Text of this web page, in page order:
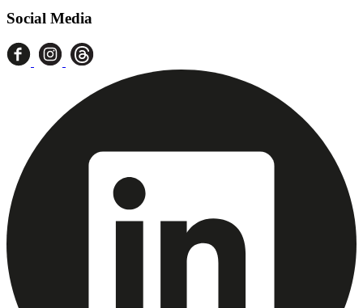
Social Media